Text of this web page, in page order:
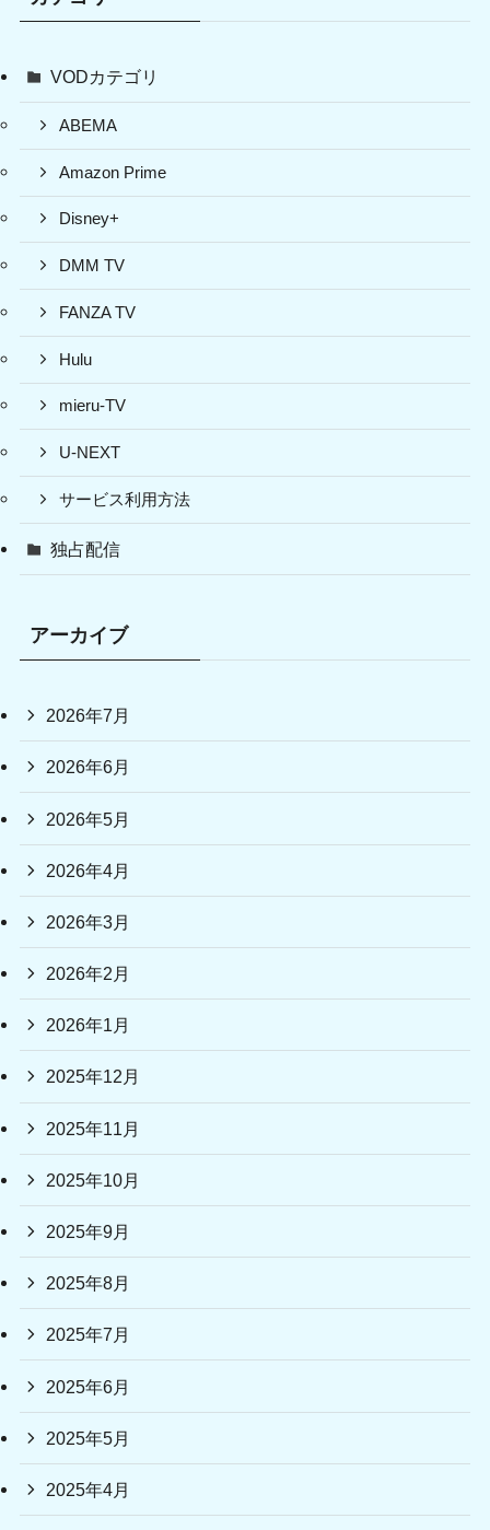
VODカテゴリ
ABEMA
Amazon Prime
Disney+
DMM TV
FANZA TV
Hulu
mieru-TV
U-NEXT
サービス利用方法
独占配信
アーカイブ
2026年7月
2026年6月
2026年5月
2026年4月
2026年3月
2026年2月
2026年1月
2025年12月
2025年11月
2025年10月
2025年9月
2025年8月
2025年7月
2025年6月
2025年5月
2025年4月